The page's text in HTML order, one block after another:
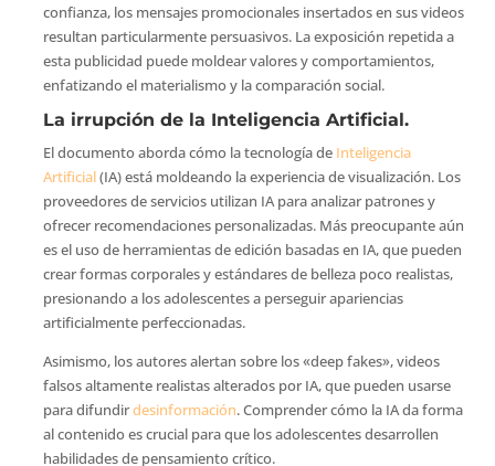
confianza, los mensajes promocionales insertados en sus videos
resultan particularmente persuasivos. La exposición repetida a
esta publicidad puede moldear valores y comportamientos,
enfatizando el materialismo y la comparación social.
La irrupción de la Inteligencia Artificial.
El documento aborda cómo la tecnología de Inteligencia
Artificial(IA) está moldeando la experiencia de visualización. Los
proveedores de servicios utilizan IA para analizar patrones y
ofrecer recomendaciones personalizadas. Más preocupante aún
es el uso de herramientas de edición basadas en IA, que pueden
crear formas corporales y estándares de belleza poco realistas,
presionando a los adolescentes a perseguir apariencias
artificialmente perfeccionadas.
Asimismo, los autores alertan sobre los «deep fakes», videos
falsos altamente realistas alterados por IA, que pueden usarse
para difundirdesinformación. Comprender cómo la IA da forma
al contenido es crucial para que los adolescentes desarrollen
habilidades de pensamiento crítico.